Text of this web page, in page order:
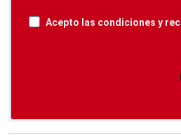
Acepto las condiciones y